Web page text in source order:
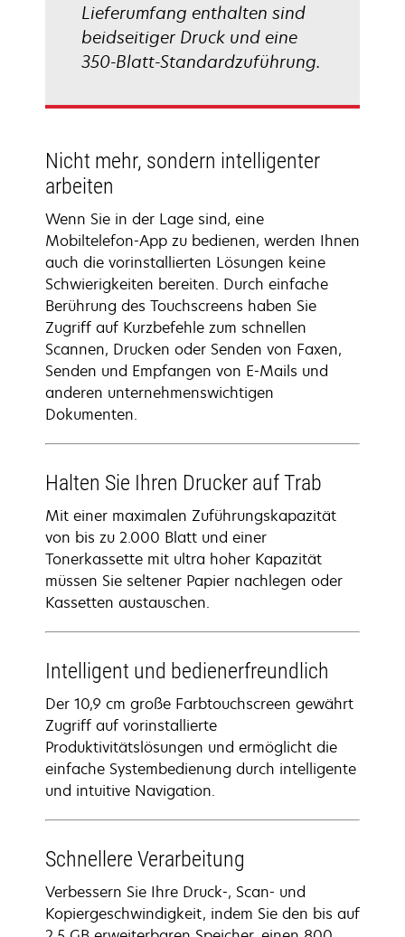
Lieferumfang enthalten sind
beidseitiger Druck und eine
350-Blatt-Standardzuführung.
Nicht mehr, sondern intelligenter
arbeiten
Wenn Sie in der Lage sind, eine
Mobiltelefon-App zu bedienen, werden Ihnen
auch die vorinstallierten Lösungen keine
Schwierigkeiten bereiten. Durch einfache
Berührung des Touchscreens haben Sie
Zugriff auf Kurzbefehle zum schnellen
Scannen, Drucken oder Senden von Faxen,
Senden und Empfangen von E-Mails und
anderen unternehmenswichtigen
Dokumenten.
Halten Sie Ihren Drucker auf Trab
Mit einer maximalen Zuführungskapazität
von bis zu 2.000 Blatt und einer
Tonerkassette mit ultra hoher Kapazität
müssen Sie seltener Papier nachlegen oder
Kassetten austauschen.
Intelligent und bedienerfreundlich
Der 10,9 cm große Farbtouchscreen gewährt
Zugriff auf vorinstallierte
Produktivitätslösungen und ermöglicht die
einfache Systembedienung durch intelligente
und intuitive Navigation.
Schnellere Verarbeitung
Verbessern Sie Ihre Druck-, Scan- und
Kopiergeschwindigkeit, indem Sie den bis auf